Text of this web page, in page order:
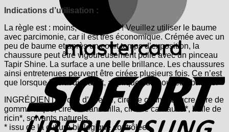
Indications d’utilisation :
La règle est : moins, c’est mieux ! Veuillez utiliser le baume
avec parcimonie, car il est très économique. Crémée avec un
peu de baume et après un court temps d’exposition, la
chaussure peut être vigoureusement polie avec un pinceau
Tapir Shine. La surface a une belle brillance. Les chaussures
ainsi entretenues peuvent être cirées plusieurs fois. Ce n’est
que lorsque l’éclat disparaît, appliquez un nouveau baume.
INGRÉDIENTS : cire d’abeille, cire de canne à sucre, cire de
gomme-laque, cire de candelilla, cire de carnauba*, huile de
ricin*, solvants naturels.
* issu de la culture biologique contrôlée